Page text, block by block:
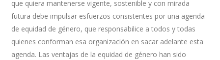
que quiera mantenerse vigente, sostenible y con mirada
futura debe impulsar esfuerzos consistentes por una agenda
de equidad de género, que responsabilice a todos y todas
quienes conforman esa organización en sacar adelante esta
agenda. Las ventajas de la equidad de género han sido